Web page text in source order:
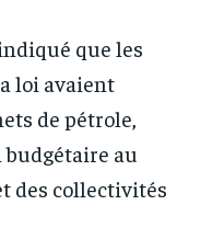
que les
loi avaient
de pétrole,
au
des collectivités